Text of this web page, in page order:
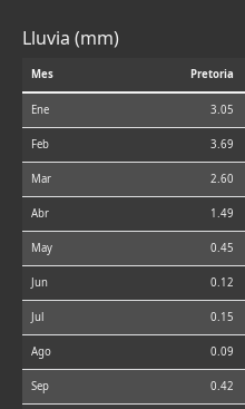
Lluvia (mm)
Mes Pretoria
Ene 3.05
Feb 3.69
Mar 2.60
Abr 1.49
May 0.45
Jun 0.12
Jul 0.15
Ago 0.09
Sep 0.42